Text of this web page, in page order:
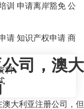
训 申请离岸豁免 公
请 知识产权申请 商
司，澳大
大利亚注册公司，但
料